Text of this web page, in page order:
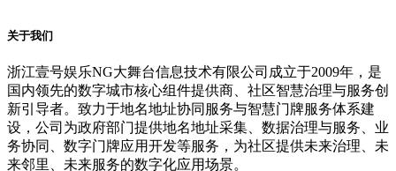
关于我们
浙江壹号娱乐NG大舞台信息技术有限公司成立于2009年，是
国内领先的数字城市核心组件提供商、社区智慧治理与服务创
新引导者。致力于地名地址协同服务与智慧门牌服务体系建
设，公司为政府部门提供地名地址采集、数据治理与服务、业
务协同、数字门牌应用开发等服务，为社区提供未来治理、未
来邻里、未来服务的数字化应用场景。